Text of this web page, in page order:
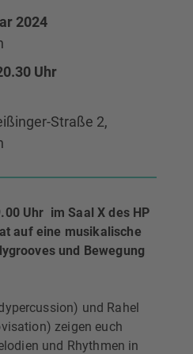
2024
Uhr
Straße 2,
Uhr im Saal X des HP
auf eine musikalische
und Bewegung
und Rahel
zeigen euch
und Rhythmen in